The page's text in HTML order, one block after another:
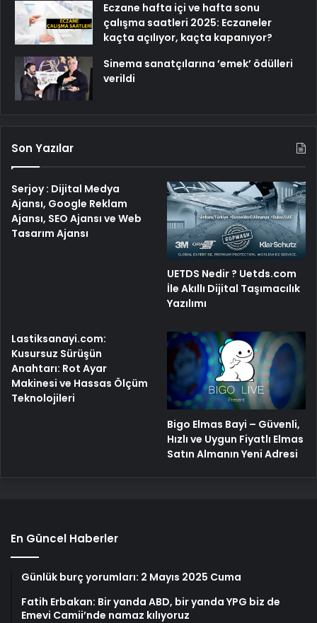
Eczane hafta içi ve hafta sonu
çalışma saatleri 2025: Eczaneler
kaçta açılıyor, kaçta kapanıyor?
Sinema sanatçılarına ’emek’ ödülleri
verildi
Son Yazılar
Serjoy : Dijital Medya
Ajansı, Google Reklam
Ajansı, SEO Ajansı ve Web
Tasarım Ajansı
UETDS Nedir ? Uetds.com
İle Akıllı Dijital Taşımacılık
Yazılımı
Lastiksanayi.com:
Kusursuz Sürüşün
Anahtarı: Rot Ayar
Makinesi ve Hassas Ölçüm
Teknolojileri
Bigo Elmas Bayi – Güvenli,
Hızlı ve Uygun Fiyatlı Elmas
Satın Almanın Yeni Adresi
En Güncel Haberler
Günlük burç yorumları: 2 Mayıs 2025 Cuma
Fatih Erbakan: Bir yanda ABD, bir yanda YPG biz de
Emevi Camii’nde namaz kılıyoruz